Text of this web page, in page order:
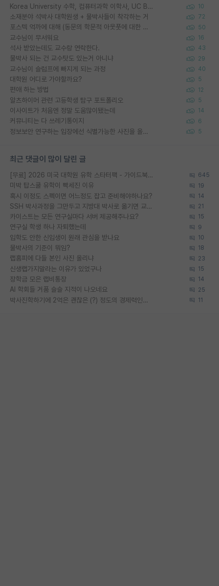
Korea University 수학, 컴퓨터과학 이학사, UC Berkeley 산업공학 대학원 공학박사가 되는 것은 쉽지 않겠죠? 10
소재분야 석박사 대학원생 + 물박사들이 착각하는 거 72
포스텍 억까에 대해 (동문의 학문적 아웃풋에 대한 반박) 50
교수님이 무서워요 16
석사 받았는데도 교수랑 연락한다. 43
물박사 되는 건 교수탓도 있는거 아니냐 29
교수님이 슬럼프에 빠지게 되는 과정 40
대학원 어디로 가야할까요? 5
편애 하는 방법 12
알츠하이머 관련 고등학생 탐구 포트폴리오 5
이사이트가 처음엔 정말 도움많이됐는데 14
커뮤니티는 다 쓰레기통이지 6
정보보안 연구하는 입장에선 식별가능한 사진을 올리는건 비추이긴함 5
최근 댓글이 많이 달린 글
[무료] 2026 미국 대학원 유학 스타터팩 - 가이드북 & 합격자 컨택메일 템플릿 645
미박 탑스쿨 유학이 빡세진 이유 19
혹시 이정도 스펙이면 어느정도 잡고 준비해야하나요? 14
SSH 박사과정을 그만두고 지방대 박사로 옮기면 교수의 꿈은 끝일까요? 21
카이스트는 모든 연구실마다 서버 제공해주나요? 15
연구실 학생 하나 자퇴했는데 9
입학도 안한 신입생이 원래 관심을 받나요 10
물박사의 기준이 뭐임? 18
랩홈피에 다들 본인 사진 올리냐 23
신생랩가지말라는 이유가 있었구나 15
장학금 모은 랩비통장 14
AI 학회들 거품 슬슬 지적이 나오네요 25
박사진학하기에 2억은 괜찮은 (?) 정도의 경제력인가요 11